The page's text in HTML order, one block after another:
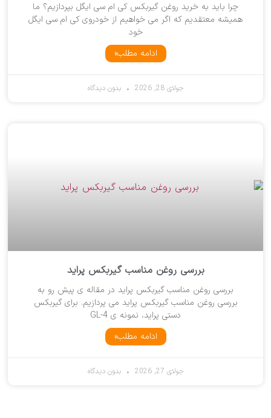
چرا باید به خرید روغن گیربکس کی ام سی ایگل بپردازیم؟ ما
همیشه معتقدیم که اگر می خواهیم از خودروی کی ام سی ایگل
خود
ادامه مطلب»
جولای 28, 2026 بدون دیدگاه
بررسی روغن مناسب گیربکس پراید
بررسی روغن مناسب گیربکس پراید در مقاله ی پیش رو به
بررسی روغن مناسب گیربکس پراید می پردازیم. برای گیربکس
دستی پراید، نمونه ی GL-4
ادامه مطلب»
جولای 27, 2026 بدون دیدگاه